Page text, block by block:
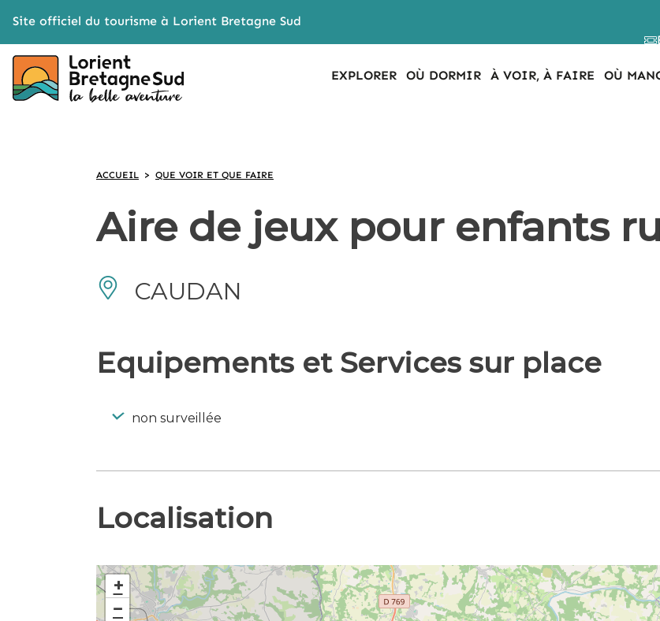
Site officiel du tourisme à Lorient Bretagne Sud
EXPLORER OÙ DORMIR À VOIR, À FAIRE OÙ
ACCUEIL > QUE VOIR ET QUE FAIRE
Aire de jeux pour enfants
CAUDAN
Equipements et Services sur place
non surveillée
Localisation
+
−